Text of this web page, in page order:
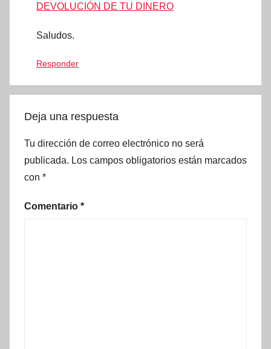
DEVOLUCIÓN DE TU DINERO
Saludos.
Responder
Deja una respuesta
Tu dirección de correo electrónico no será
publicada. Los campos obligatorios están marcados
con *
Comentario *